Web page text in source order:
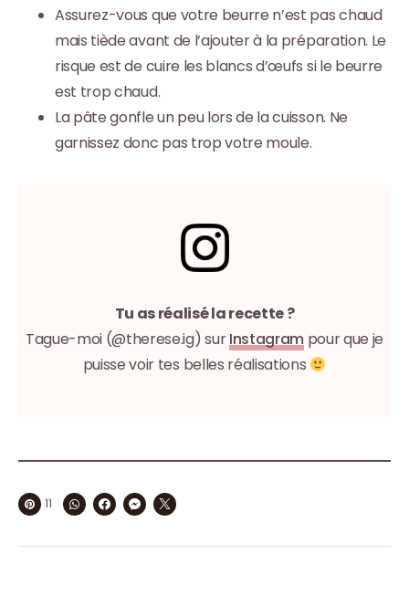
Assurez-vous que votre beurre n’est pas chaud
mais tiède avant de l’ajouter à la préparation. Le
risque est de cuire les blancs d’œufs si le beurre
est trop chaud.
La pâte gonfle un peu lors de la cuisson. Ne
garnissez donc pas trop votre moule.
Tu as réalisé la recette ?
Tague-moi (@therese.ig) surInstagram pour que je
puisse voir tes belles réalisations
11